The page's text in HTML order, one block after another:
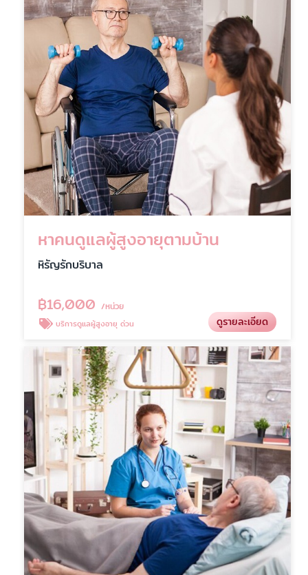
หาคนดูแลผู้สูงอายุตามบ้าน
หิรัญรักบริบาล
฿16,000 /หน่วย
บริการดูแลผู้สูงอายุ ด่วน ดูรายละเอียด